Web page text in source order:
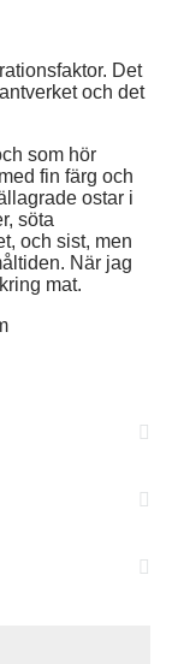
Det
och det
som hör
fin färg och
ostar i
söta
och sist, men
När jag
mat.